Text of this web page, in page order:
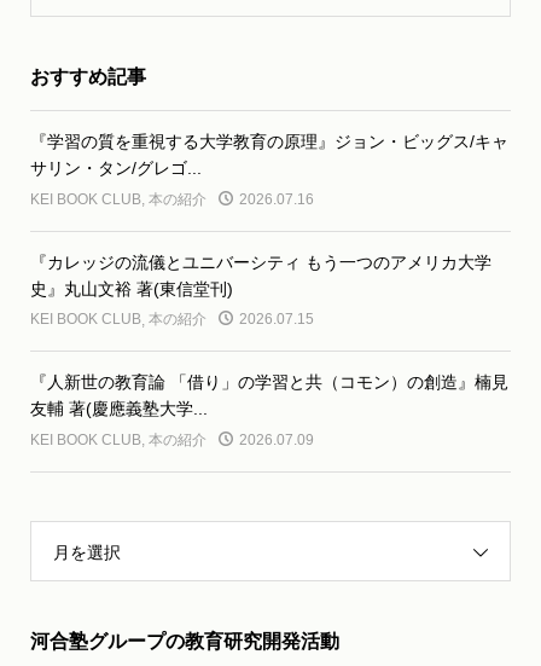
おすすめ記事
『学習の質を重視する大学教育の原理』ジョン・ビッグス/キャ
サリン・タン/グレゴ...
KEI BOOK CLUB, 本の紹介 2026.07.16
『カレッジの流儀とユニバーシティ もう一つのアメリカ大学
史』丸山文裕 著(東信堂刊)
KEI BOOK CLUB, 本の紹介 2026.07.15
『人新世の教育論 「借り」の学習と共（コモン）の創造』楠見
友輔 著(慶應義塾大学...
KEI BOOK CLUB, 本の紹介 2026.07.09
月を選択
河合塾グループの教育研究開発活動